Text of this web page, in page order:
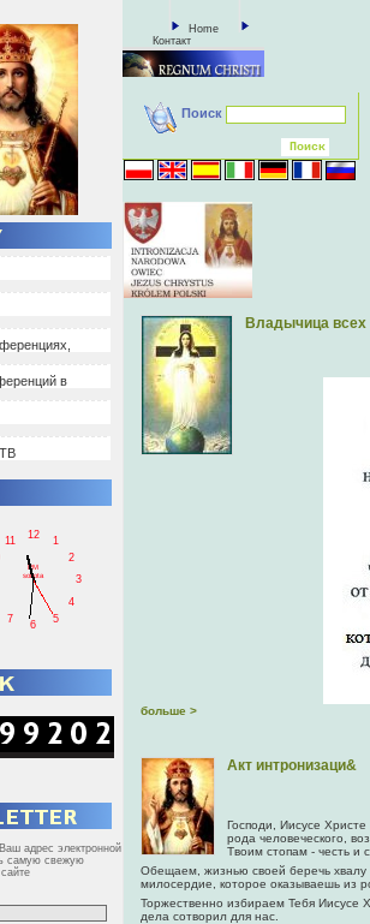
в
1
2
3
4
5
6
7
11
12
PM
sobota
адрес электронной
самую свежую
Home
Контакт
Поиск
Владычица всех
больше >
Акт интронизаци&
Господи, Иисусе
рода человеческого,
Твоим стопам - честь и
Обещаем, жизнью своей беречь хвалу
милосердие, которое оказываешь из
Торжественно избираем Тебя Иисусе
дела сотворил для нас.